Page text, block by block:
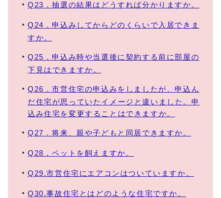
Q23．抽選の結果はどうすれば分かりますか。
Q24．申込みしてからどのくらいで入居できま
すか。
Q25．申込み時や当選後に契約する前に部屋の
下見はできますか。
Q26．市営住宅の申込みをしましたが、申込ん
だ住宅が思っていたイメージと違いました。申
込み住宅を変更することはできますか。
Q27．将来、親や子どもと同居できますか。
Q28．ペットを飼えますか。
Q29.市営住宅にエアコンはついていますか。
Q30.事故住宅とはどのような住宅ですか。